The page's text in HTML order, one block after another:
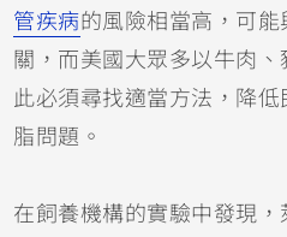
管疾病的風險相當高，可
關，而美國大眾多以牛肉
此必須尋找適當方法，降
脂問題。
在飼養機構的實驗中發現